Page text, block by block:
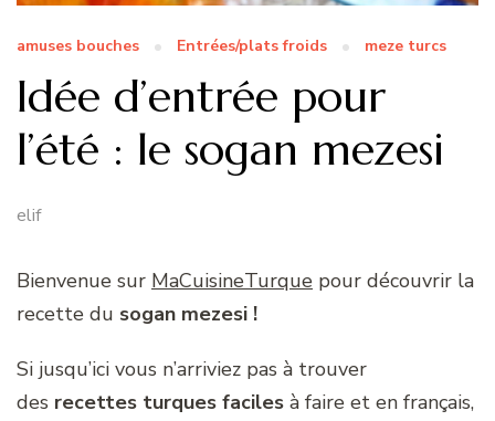
amuses bouches Entrées/plats froids meze turcs
Idée d’entrée pour
l’été : le sogan mezesi
elif
Bienvenue sur MaCuisineTurque pour découvrir la
recette du sogan mezesi !
Si jusqu’ici vous n’arriviez pas à trouver
des recettes turques faciles à faire et en français,